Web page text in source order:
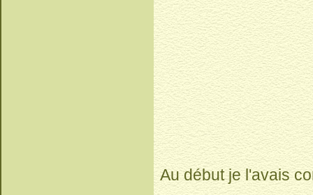
Au début je l'avais